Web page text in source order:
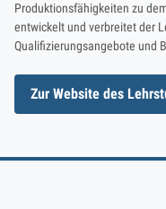
Produktionsfähigkeiten zu
entwickelt und verbreitet der
Qualifizierungsangebote und
Zur Website des